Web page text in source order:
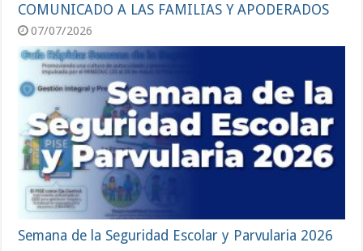
COMUNICADO A LAS FAMILIAS Y APODERADOS
07/07/2026
Semana de la Seguridad Escolar y Parvularia 2026